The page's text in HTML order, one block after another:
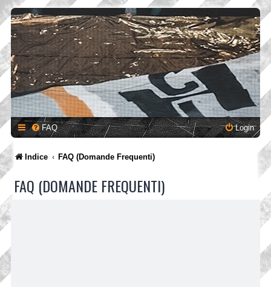
FAQ Login
Indice FAQ (Domande Frequenti)
FAQ (DOMANDE FREQUENTI)